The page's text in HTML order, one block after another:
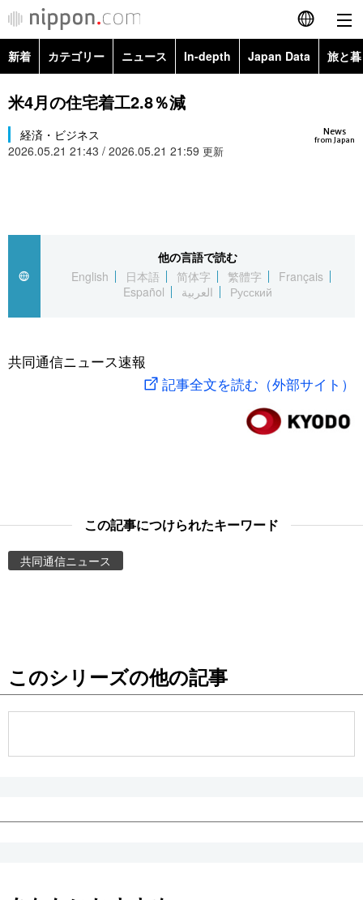
English
カテゴリー
スポーツ・東京2020
Topics
Images
お知らせ
公式SNS
新着 カテゴリー ニュース In-depth Japan Data 旅と
政治・外交
経済・ビジネス Images
米4月の住宅着工2.8％減
News
from Japan
経済・ビジネス
2026.05.21 21:43 / 2026.05.21 21:59 更新
他の言語で読む
English
日本語 简体字 繁體字
Français
Español
العربية Русский
共同通信ニュース速報
記事全文を読む（外部サイト）
この記事につけられたキーワード
共同通信ニュース
このシリーズの他の記事